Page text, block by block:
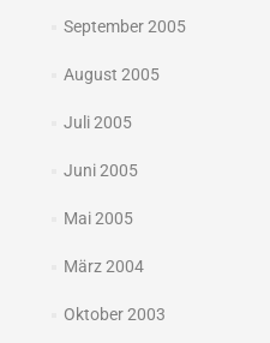
September 2005
August 2005
Juli 2005
Juni 2005
Mai 2005
März 2004
Oktober 2003